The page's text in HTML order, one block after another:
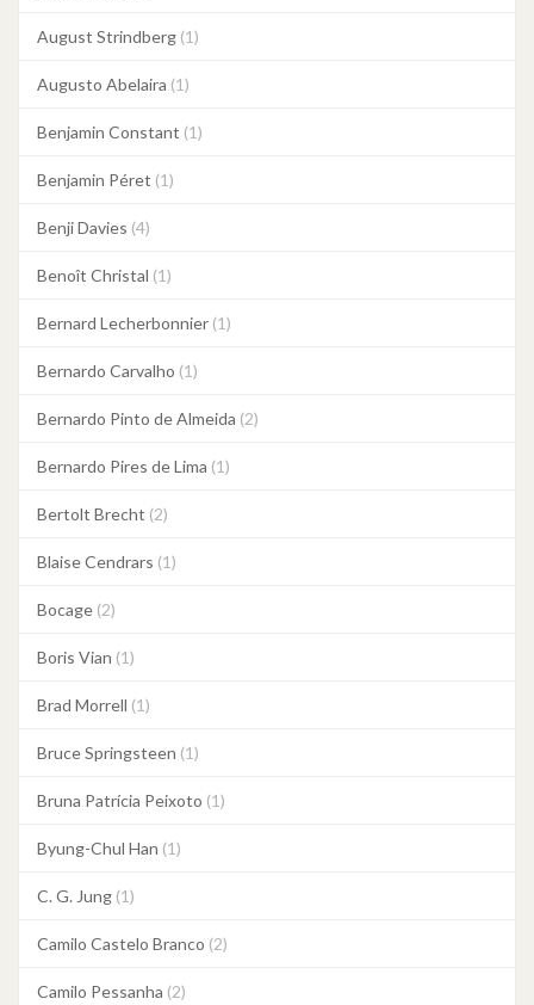
August Strindberg (1)
Augusto Abelaira (1)
Benjamin Constant (1)
Benjamin Péret (1)
Benji Davies (4)
Benoît Christal (1)
Bernard Lecherbonnier (1)
Bernardo Carvalho (1)
Bernardo Pinto de Almeida (2)
Bernardo Pires de Lima (1)
Bertolt Brecht (2)
Blaise Cendrars (1)
Bocage (2)
Boris Vian (1)
Brad Morrell (1)
Bruce Springsteen (1)
Bruna Patrícia Peixoto (1)
Byung-Chul Han (1)
C. G. Jung (1)
Camilo Castelo Branco (2)
Camilo Pessanha (2)